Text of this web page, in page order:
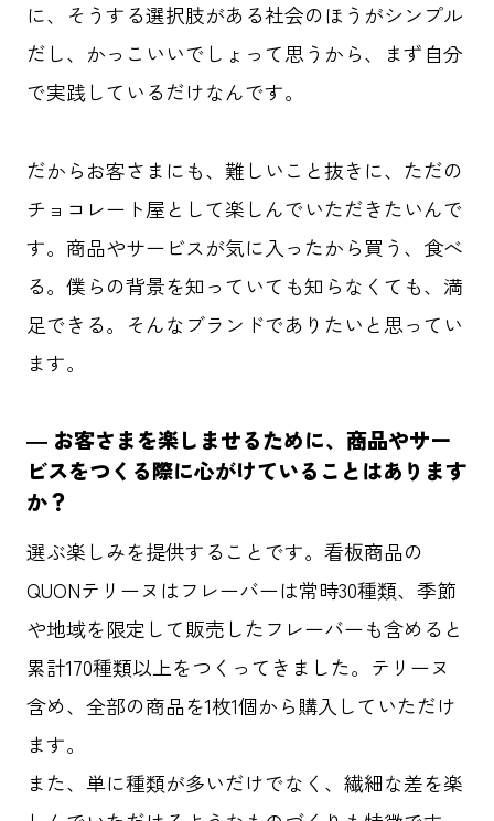
に、そうする選択肢がある社会のほうがシンプル
だし、かっこいいでしょって思うから、まず自分
で実践しているだけなんです。
だからお客さまにも、難しいこと抜きに、ただの
チョコレート屋として楽しんでいただきたいんで
す。商品やサービスが気に入ったから買う、食べ
る。僕らの背景を知っていても知らなくても、満
足できる。そんなブランドでありたいと思ってい
ます。
― お客さまを楽しませるために、商品やサー
ビスをつくる際に心がけていることはあります
か？
選ぶ楽しみを提供することです。看板商品の
QUONテリーヌはフレーバーは常時30種類、季節
や地域を限定して販売したフレーバーも含めると
累計170種類以上をつくってきました。テリーヌ
含め、全部の商品を1枚1個から購入していただけ
ます。
また、単に種類が多いだけでなく、繊細な差を楽